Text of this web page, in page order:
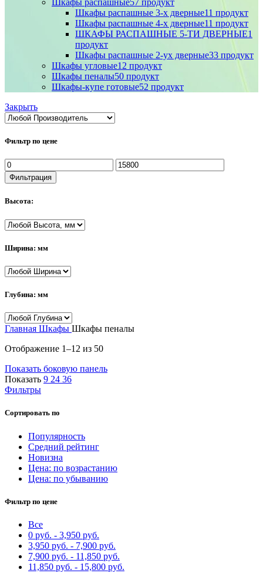
Шкафы распашные57 продукт
Шкафы распашные 3-х дверные11 продукт
Шкафы распашные 4-х дверные11 продукт
ШКАФЫ РАСПАШНЫЕ 5-ТИ ДВЕРНЫЕ1
продукт
Шкафы распашные 2-ух дверные33 продукт
Шкафы угловые12 продукт
Шкафы пеналы50 продукт
Шкафы-купе готовые52 продукт
Закрыть
Фильтр по цене
Минимальная
цена
Максимальная
цена
Фильтрация
Высота:
Ширина: мм
Глубина: мм
Главная Шкафы Шкафы пеналы
Отображение 1–12 из 50Сортировка:
недавние
Показать боковую панель
Показать 9 24 36
Фильтры
Сортировать по
Популярность
Средний рейтинг
Новизна
Цена: по возрастанию
Цена: по убыванию
Фильтр по цене
Все
0 руб. - 3,950 руб.
3,950 руб. - 7,900 руб.
7,900 руб. - 11,850 руб.
11,850 руб. - 15,800 руб.